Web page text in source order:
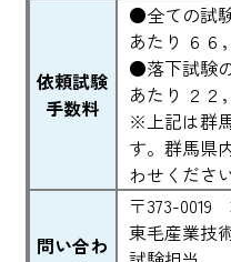
依頼試験
手数料
●全ての試
あたり ６６
●落下試験
あたり ２２
※上記は群
す。群馬県
わせください
問い合わ
〒373-0019
東毛産業